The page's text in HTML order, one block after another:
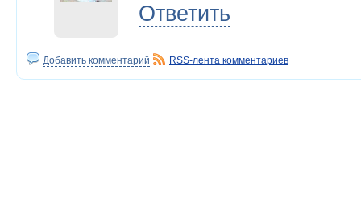
Ответить
Добавить комментарий RSS-лента комментариев